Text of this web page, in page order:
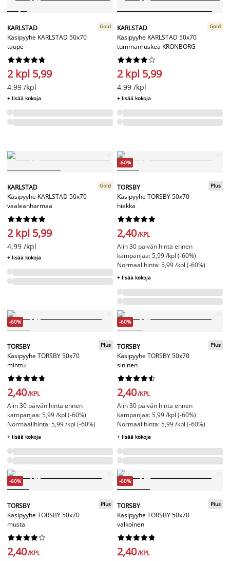
KARLSTAD
Käsipyyhe KARLSTAD 50x70
taupe
Gold






2 kpl 5,99
4,99 /kpl
+ lisää kokoja
KARLSTAD
Käsipyyhe KARLSTAD 50x70
tummanruskea KRONBORG
Gold






2 kpl 5,99
4,99 /kpl
+ lisää kokoja
KARLSTAD
Käsipyyhe KARLSTAD 50x70
vaaleanharmaa
Gold






2 kpl 5,99
4,99 /kpl
+ lisää kokoja
-60%
TORSBY
Käsipyyhe TORSBY 50x70
hiekka
Plus






2,40/KPL
Alin 30 päivän hinta ennen
kampanjaa: 5,99 /kpl (-60%)
Normaalihinta: 5,99 /kpl (-60%)
+ lisää kokoja
-60%
TORSBY
Käsipyyhe TORSBY 50x70
minttu
Plus






2,40/KPL
Alin 30 päivän hinta ennen
kampanjaa: 5,99 /kpl (-60%)
Normaalihinta: 5,99 /kpl (-60%)
+ lisää kokoja
-60%
TORSBY
Käsipyyhe TORSBY 50x70
sininen
Plus






2,40/KPL
Alin 30 päivän hinta ennen
kampanjaa: 5,99 /kpl (-60%)
Normaalihinta: 5,99 /kpl (-60%)
+ lisää kokoja
-60%
TORSBY
Käsipyyhe TORSBY 50x70
musta
Plus






2,40/KPL
-60%
TORSBY
Käsipyyhe TORSBY 50x70
valkoinen
Plus






2,40/KPL